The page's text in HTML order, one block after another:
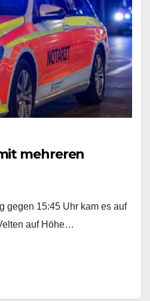
mehreren
gegen 15:45 Uhr kam es auf
auf Höhe…